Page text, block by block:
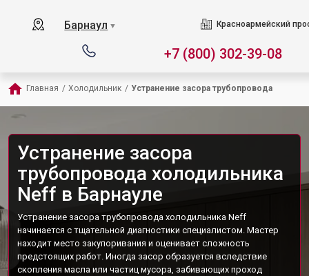
Барнаул ▼ Красноармейский
+7 (800) 302-39-08
Главная / Холодильник / Устранение засора трубопровода
Устранение засора
трубопровода холодильника
Neff в Барнауле
Устранение засора трубопровода холодильника Neff
начинается с тщательной диагностики специалистом. Мастер
находит место закупоривания и оценивает сложность
предстоящих работ. Иногда засор образуется вследствие
скопления масла или частиц мусора, забивающих проход